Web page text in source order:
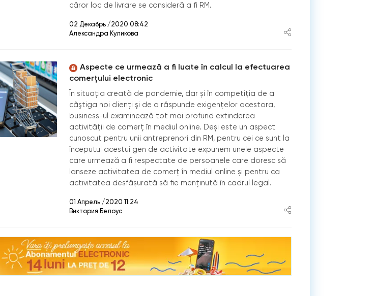
căror loc de livrare se consideră a fi RM.
02 Декабрь /2020 08:42
Александра Куликова
Aspecte ce urmează a fi luate în calcul la efectuarea
comerțului electronic
În situația creată de pandemie, dar și în competiţia de a
câştiga noi clienţi şi de a răspunde exigenţelor acestora,
business-ul examinează tot mai profund extinderea
activității de comerț în mediul online. Deși este un aspect
cunoscut pentru unii antreprenori din RM, pentru cei ce sunt la
începutul acestui gen de activitate expunem unele aspecte
care urmează a fi respectate de persoanele care doresc să
lanseze activitatea de comerț în mediul online și pentru ca
activitatea desfășurată să fie menținută în cadrul legal.
01 Апрель /2020 11:24
Виктория Белоус